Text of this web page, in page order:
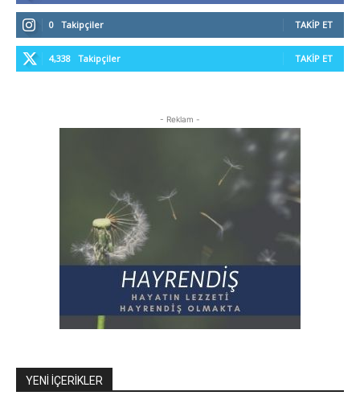
0 Takipçiler TAKIP ET
4,338 Takipçiler TAKIP ET
- Reklam -
YENI İÇERIKLER